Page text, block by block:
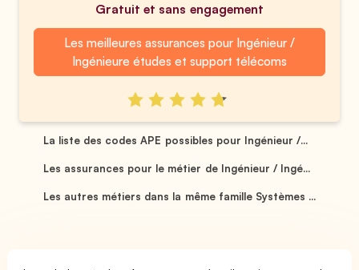
Gratuit et sans engagement
Les meilleures assurances pour Ingénieur /
Ingénieure études et support télécoms
La liste des codes APE possibles pour Ingénieur /...
Les assurances pour le métier de Ingénieur / Ingé...
Les autres métiers dans la même famille Systèmes ...